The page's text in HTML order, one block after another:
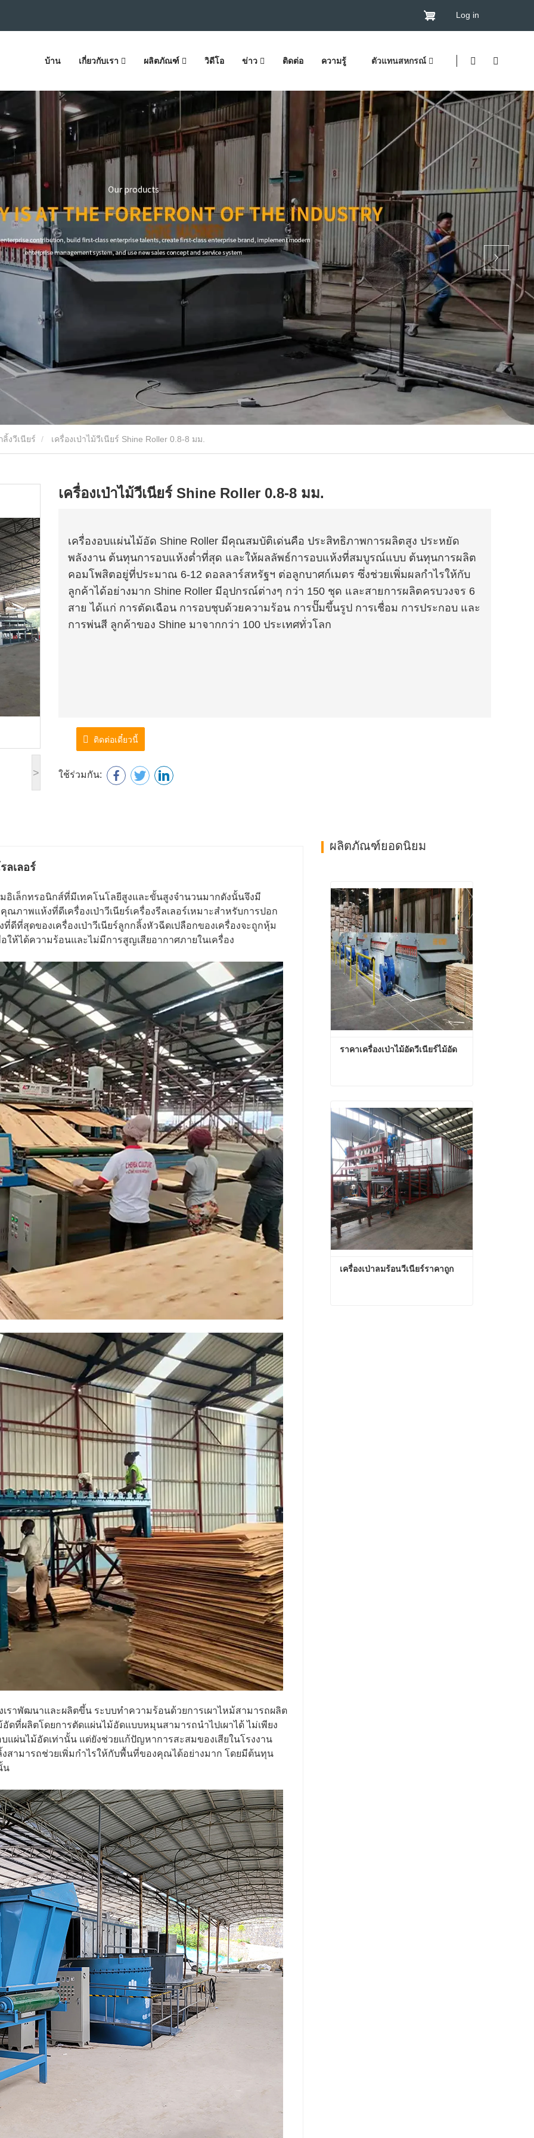
Log in
บ้าน เกี่ยวกับเรา ผลิตภัณฑ์ วิดีโอ ข่าว ติดต่อ ความรู้ ตัวแทนสหกรณ์
ลิ้งวีเนียร์ เครื่องเป่าไม้วีเนียร์ Shine Roller 0.8-8 มม.
>
เครื่องเป่าไม้วีเนียร์ Shine Roller 0.8-8 มม.
เครื่องอบแผ่นไม้อัด Shine Roller มีคุณสมบัติเด่นคือ ประสิทธิภาพการผลิตสูง ประหยัด
พลังงาน ต้นทุนการอบแห้งต่ำที่สุด และให้ผลลัพธ์การอบแห้งที่สมบูรณ์แบบ ต้นทุนการผลิต
คอมโพสิตอยู่ที่ประมาณ 6-12 ดอลลาร์สหรัฐฯ ต่อลูกบาศก์เมตร ซึ่งช่วยเพิ่มผลกำไรให้กับ
ลูกค้าได้อย่างมาก Shine Roller มีอุปกรณ์ต่างๆ กว่า 150 ชุด และสายการผลิตครบวงจร 6
สาย ได้แก่ การตัดเฉือน การอบชุบด้วยความร้อน การปั๊มขึ้นรูป การเชื่อม การประกอบ และ
การพ่นสี ลูกค้าของ Shine มาจากกว่า 100 ประเทศทั่วโลก
ติดต่อเดี๋ยวนี้
ใช้ร่วมกัน:
ลเลอร์
มอิเล็กทรอนิกส์ที่มีเทคโนโลยีสูงและขั้นสูงจำนวนมากดังนั้นจึงมี
าพแห้งที่ดีเครื่องเป่าวีเนียร์เครื่องรีลเลอร์เหมาะสำหรับการปอก
ที่สุดของเครื่องเป่าวีเนียร์ลูกกลิ้งหัวฉีดเปลือกของเครื่องจะถูกหุ้ม
ให้ได้ความร้อนและไม่มีการสูญเสียอากาศภายในเครื่อง
ราพัฒนาและผลิตขึ้น ระบบทำความร้อนด้วยการเผาไหม้สามารถผลิต
ดที่ผลิตโดยการตัดแผ่นไม้อัดแบบหมุนสามารถนำไปเผาได้ ไม่เพียง
ผ่นไม้อัดเท่านั้น แต่ยังช่วยแก้ปัญหาการสะสมของเสียในโรงงาน
สามารถช่วยเพิ่มกำไรให้กับพื้นที่ของคุณได้อย่างมาก โดยมีต้นทุน
น
ผลิตภัณฑ์ยอดนิยม
ราคาเครื่องเป่าไม้อัดวีเนียร์ไม้อัด
ติดต่อเดี๋ยวนี้
เครื่องเป่าลมร้อนวีเนียร์ราคาถูก